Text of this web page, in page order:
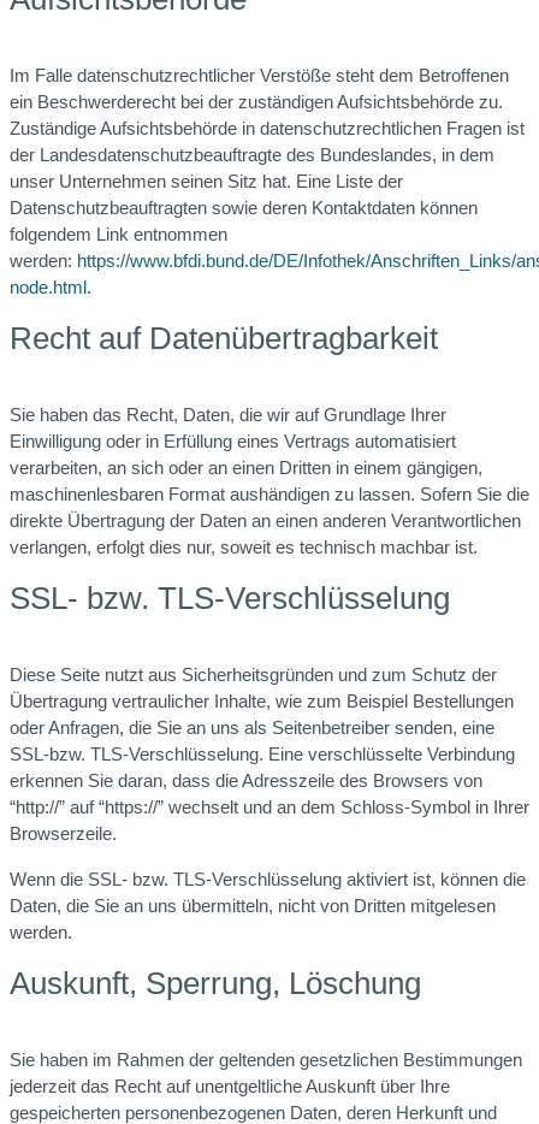
Im Falle datenschutzrechtlicher Verstöße steht dem Betroffenen
ein Beschwerderecht bei der zuständigen Aufsichtsbehörde zu.
Zuständige Aufsichtsbehörde in datenschutzrechtlichen Fragen ist
der Landesdatenschutzbeauftragte des Bundeslandes, in dem
unser Unternehmen seinen Sitz hat. Eine Liste der
Datenschutzbeauftragten sowie deren Kontaktdaten können
folgendem Link entnommen
werden: https://www.bfdi.bund.de/DE/Infothek/Anschriften_Links/
node.html.
Recht auf Datenübertragbarkeit
Sie haben das Recht, Daten, die wir auf Grundlage Ihrer
Einwilligung oder in Erfüllung eines Vertrags automatisiert
verarbeiten, an sich oder an einen Dritten in einem gängigen,
maschinenlesbaren Format aushändigen zu lassen. Sofern Sie die
direkte Übertragung der Daten an einen anderen Verantwortlichen
verlangen, erfolgt dies nur, soweit es technisch machbar ist.
SSL- bzw. TLS-Verschlüsselung
Diese Seite nutzt aus Sicherheitsgründen und zum Schutz der
Übertragung vertraulicher Inhalte, wie zum Beispiel Bestellungen
oder Anfragen, die Sie an uns als Seitenbetreiber senden, eine
SSL-bzw. TLS-Verschlüsselung. Eine verschlüsselte Verbindung
erkennen Sie daran, dass die Adresszeile des Browsers von
“http://” auf “https://” wechselt und an dem Schloss-Symbol in Ihrer
Browserzeile.
Wenn die SSL- bzw. TLS-Verschlüsselung aktiviert ist, können die
Daten, die Sie an uns übermitteln, nicht von Dritten mitgelesen
werden.
Auskunft, Sperrung, Löschung
Sie haben im Rahmen der geltenden gesetzlichen Bestimmungen
jederzeit das Recht auf unentgeltliche Auskunft über Ihre
gespeicherten personenbezogenen Daten, deren Herkunft und